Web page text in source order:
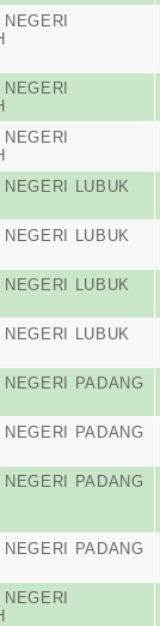
NEGERI LUBUK
NEGERI LUBUK
NEGERI LUBUK
NEGERI LUBUK
PADANG
PADANG
PADANG
PADANG